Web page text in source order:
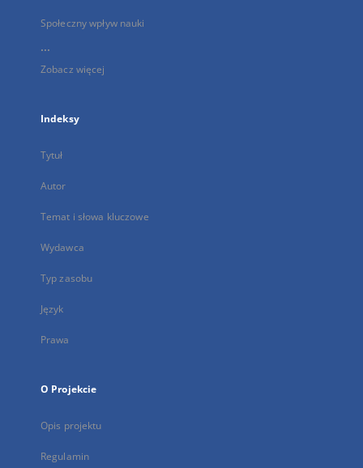
Społeczny wpływ nauki
...
Zobacz więcej
Indeksy
Tytuł
Autor
Temat i słowa kluczowe
Wydawca
Typ zasobu
Język
Prawa
O Projekcie
Opis projektu
Regulamin